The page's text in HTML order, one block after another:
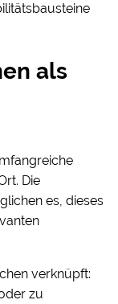
als
Die
es, dieses
verknüpft:
zu